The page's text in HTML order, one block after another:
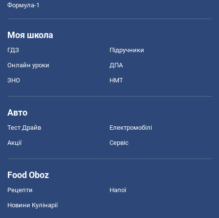
Формула-1
Моя школа
ГДЗ Підручники
Онлайн уроки ДПА
ЗНО НМТ
Авто
Тест Драйв Електромобілі
Акції Сервіс
Food Oboz
Рецепти Напої
Новини Кулінарії